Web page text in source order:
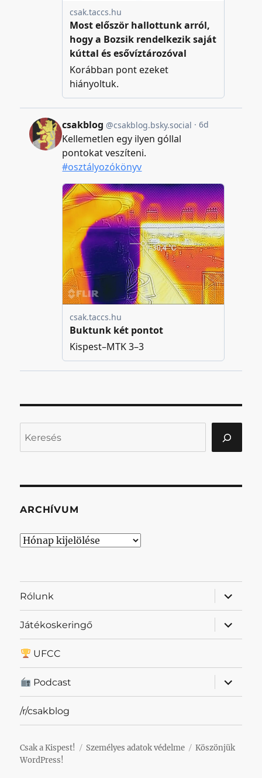
ARCHÍVUM
Archívum
Rólunk
almenü
Játékoskeringő
almenü
UFCC
Podcast
almenü
/r/csakblog
Csak a Kispest! Személyes adatok védelme
Köszönjük
WordPress!